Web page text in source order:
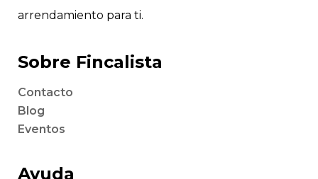
arrendamiento para ti.
Sobre Fincalista
Contacto
Blog
Eventos
Ayuda